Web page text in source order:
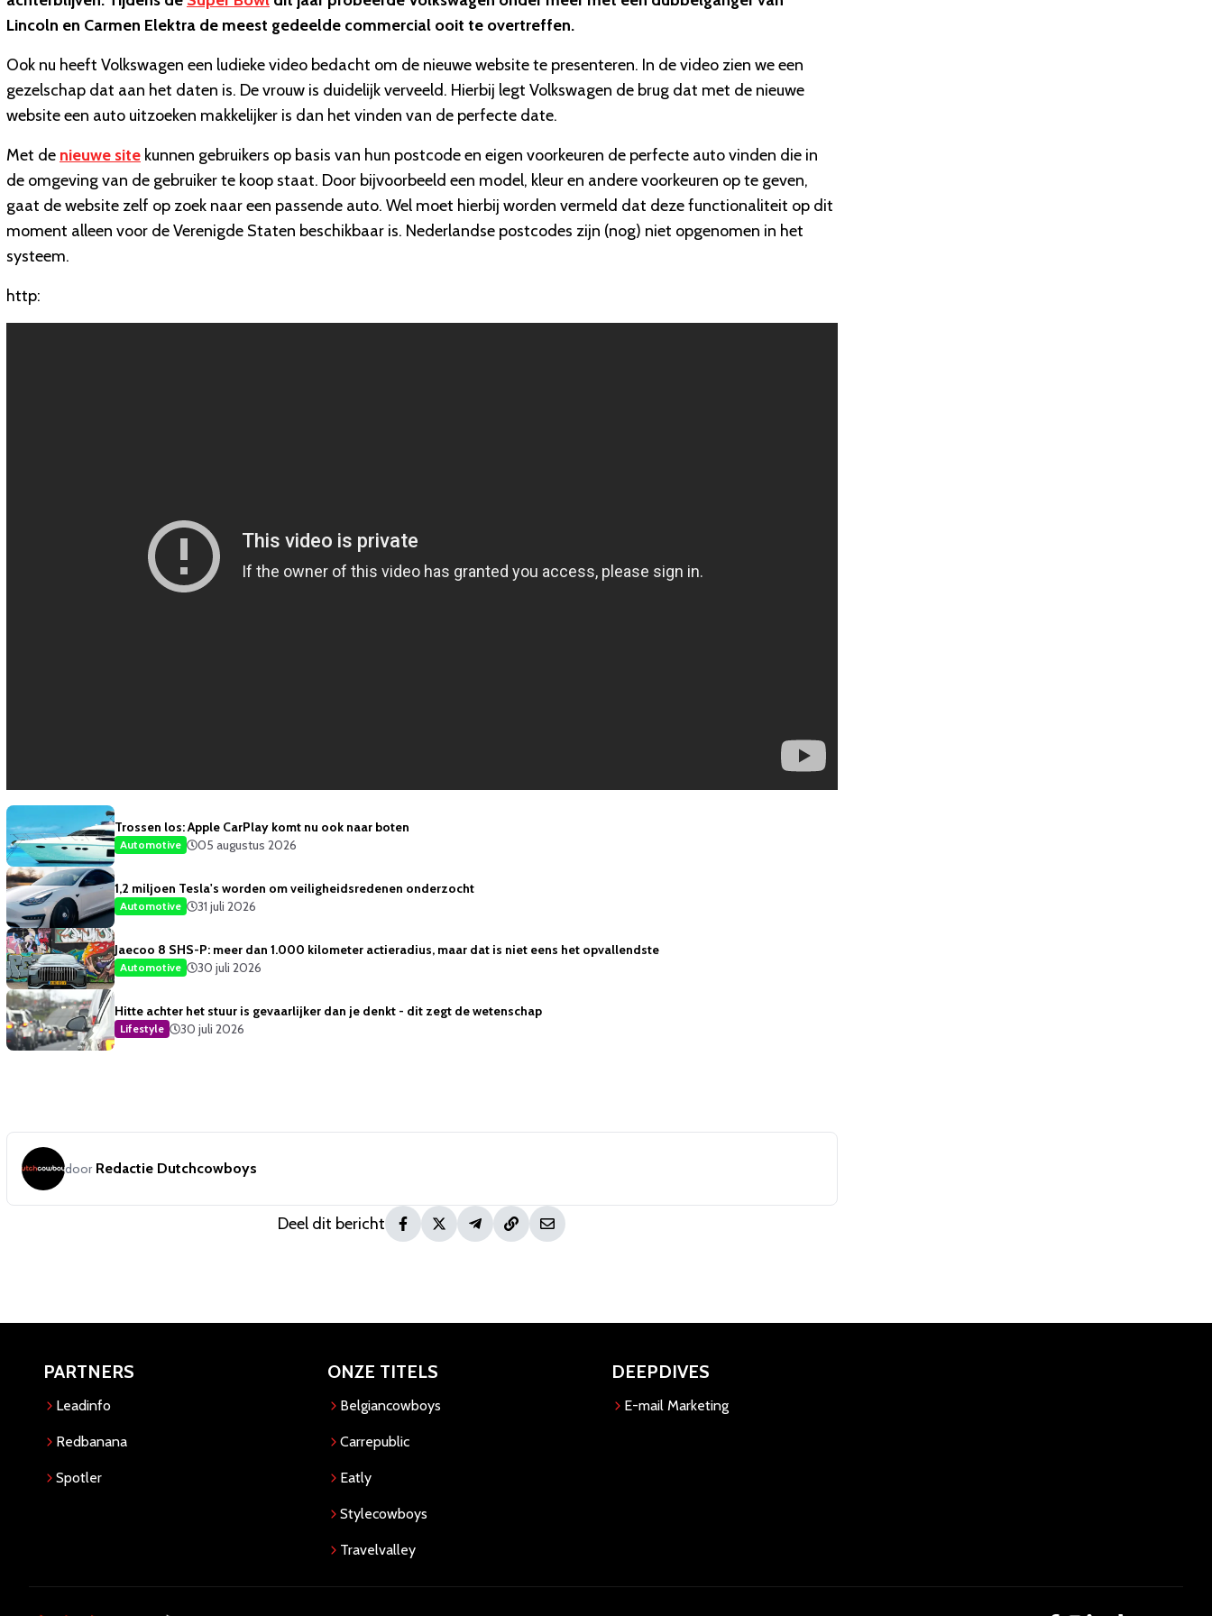
Lincoln en Carmen Elektra de meest gedeelde commercial ooit te overtreffen.
Ook nu heeft Volkswagen een ludieke video bedacht om de nieuwe website te presenteren. In de video zien we een
gezelschap dat aan het daten is. De vrouw is duidelijk verveeld. Hierbij legt Volkswagen de brug dat met de nieuwe
website een auto uitzoeken makkelijker is dan het vinden van de perfecte date.
Met de nieuwe site kunnen gebruikers op basis van hun postcode en eigen voorkeuren de perfecte auto vinden die in
de omgeving van de gebruiker te koop staat. Door bijvoorbeeld een model, kleur en andere voorkeuren op te geven,
gaat de website zelf op zoek naar een passende auto. Wel moet hierbij worden vermeld dat deze functionaliteit op dit
moment alleen voor de Verenigde Staten beschikbaar is. Nederlandse postcodes zijn (nog) niet opgenomen in het
systeem.
http:
Trossen los: Apple CarPlay komt nu ook naar boten
Automotive 05 augustus 2026
1,2 miljoen Tesla's worden om veiligheidsredenen onderzocht
Automotive 31 juli 2026
Jaecoo 8 SHS-P: meer dan 1.000 kilometer actieradius, maar dat is niet eens het opvallendste
Automotive 30 juli 2026
Hitte achter het stuur is gevaarlijker dan je denkt - dit zegt de wetenschap
Lifestyle 30 juli 2026
door Redactie Dutchcowboys
Deel dit bericht
PARTNERS
Leadinfo
Redbanana
Spotler
ONZE TITELS
Belgiancowboys
Carrepublic
Eatly
Stylecowboys
Travelvalley
DEEPDIVES
E-mail Marketing